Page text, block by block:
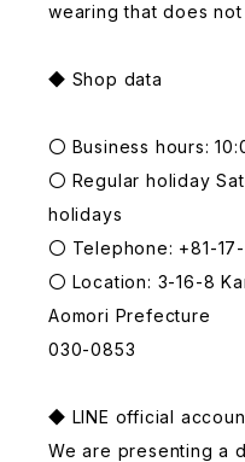
wearing that does
◆ Shop data
〇 Business hours:
〇 Regular holiday
holidays
〇 Telephone: +81-
〇 Location: 3-16-8
Aomori Prefecture
030-0853
◆ LINE official
We are presenting a